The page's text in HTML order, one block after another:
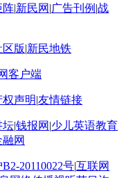
阵|新民网 |广告刊例 |战
版|新民地铁
客户端
声明|友情链接
坛|钱报网 |少儿英语教育
网
20110022号|互联网